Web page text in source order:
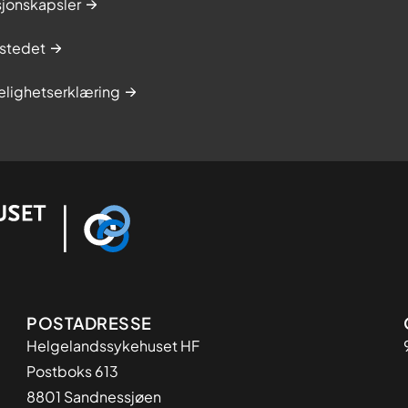
Adresse
POSTADRESSE
Helgelandssykehuset HF
Postboks 613
8801 Sandnessjøen